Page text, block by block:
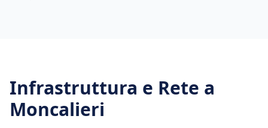
Infrastruttura e Rete a
Moncalieri